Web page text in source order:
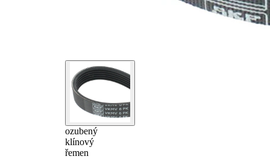
ozubený
klínový
řemen